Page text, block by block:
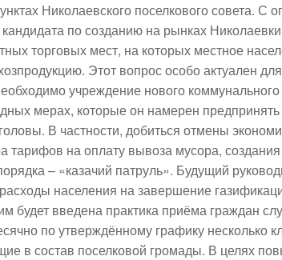
Николаевского поселкового совета. С
по созданию на рынках
торговых мест, на которых местное
Этот вопрос особо актуален
учреждение нового
мерах, которые он намерен
В частности, добиться отмены
тарифов на оплату вывоза мусора,
– «казачий патруль». Будущий
населения на завершение
будет введена практика приёма граждан
по утверждённому графику несколько
в состав поселковой громады. В целях